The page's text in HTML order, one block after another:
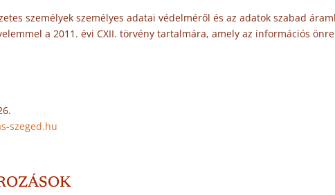
személyek személyes adatai védelméről és az adatok szabad
a 2011. évi CXII. törvény tartalmára, amely az információs
szeged.hu